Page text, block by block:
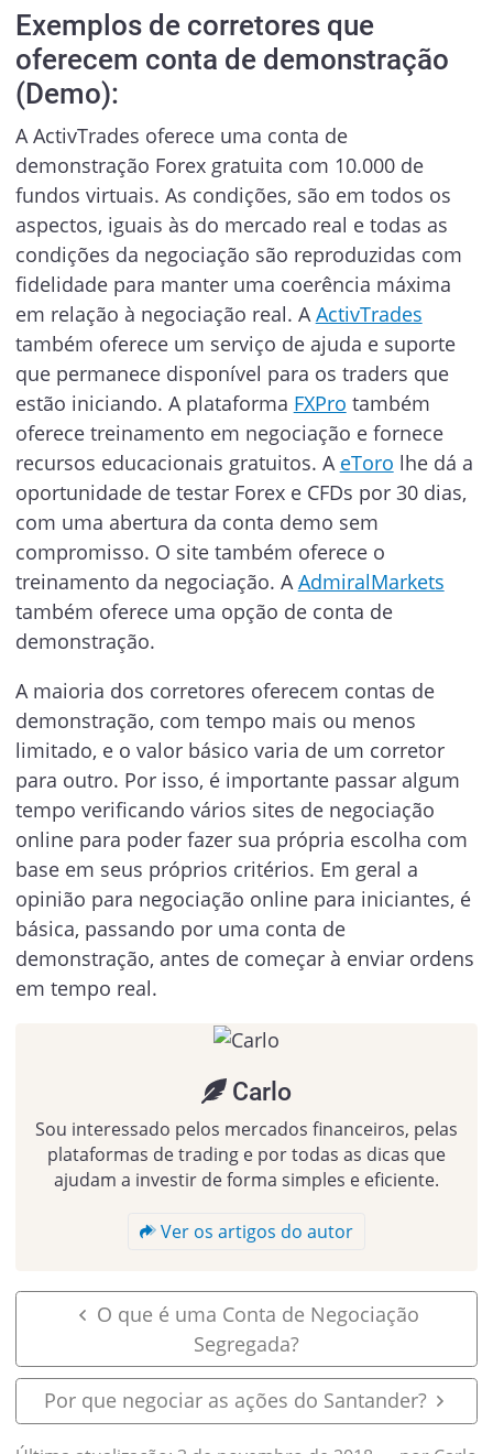
Exemplos de corretores que
oferecem conta de demonstração
(Demo):
A ActivTrades oferece uma conta de
demonstração Forex gratuita com 10.000 de
fundos virtuais. As condições, são em todos os
aspectos, iguais às do mercado real e todas as
condições da negociação são reproduzidas com
fidelidade para manter uma coerência máxima
em relação à negociação real. A ActivTrades
também oferece um serviço de ajuda e suporte
que permanece disponível para os traders que
estão iniciando. A plataforma FXPro também
oferece treinamento em negociação e fornece
recursos educacionais gratuitos. A eToro lhe dá a
oportunidade de testar Forex e CFDs por 30 dias,
com uma abertura da conta demo sem
compromisso. O site também oferece o
treinamento da negociação. A AdmiralMarkets
também oferece uma opção de conta de
demonstração.
A maioria dos corretores oferecem contas de
demonstração, com tempo mais ou menos
limitado, e o valor básico varia de um corretor
para outro. Por isso, é importante passar algum
tempo verificando vários sites de negociação
online para poder fazer sua própria escolha com
base em seus próprios critérios. Em geral a
opinião para negociação online para iniciantes, é
básica, passando por uma conta de
demonstração, antes de começar à enviar ordens
em tempo real.
Carlo
Sou interessado pelos mercados financeiros, pelas
plataformas de trading e por todas as dicas que
ajudam a investir de forma simples e eficiente.
Ver os artigos do autor
O que é uma Conta de Negociação
Segregada?
Por que negociar as ações do Santander?